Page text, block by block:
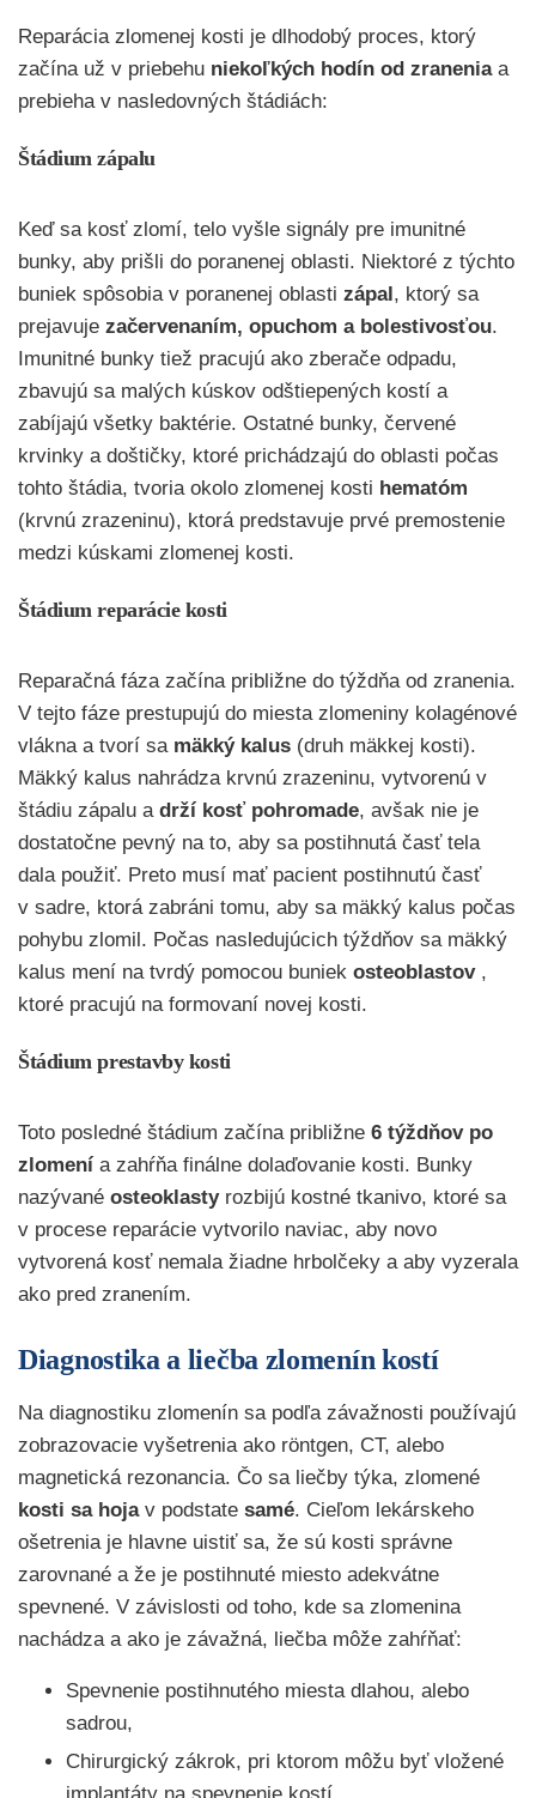
Reparácia zlomenej kosti je dlhodobý proces, ktorý
začína už v priebehu niekoľkých hodín od zraneniaa
prebieha v nasledovných štádiách:
Štádium zápalu
Keď sa kosť zlomí, telo vyšle signály pre imunitné
bunky, aby prišli do poranenej oblasti. Niektoré z týchto
buniek spôsobia v poranenej oblasti zápal, ktorý sa
prejavuje začervenaním, opuchom a bolestivosťou.
Imunitné bunky tiež pracujú ako zberače odpadu,
zbavujú sa malých kúskov odštiepených kostí a
zabíjajú všetky baktérie. Ostatné bunky, červené
krvinky a doštičky, ktoré prichádzajú do oblasti počas
tohto štádia, tvoria okolo zlomenej kosti hematóm
(krvnú zrazeninu), ktorá predstavuje prvé premostenie
medzi kúskami zlomenej kosti.
Štádium reparácie kosti
Reparačná fáza začína približne do týždňa od zranenia.
V tejto fáze prestupujú do miesta zlomeniny kolagénové
vlákna a tvorí sa mäkký kalus (druh mäkkej kosti).
Mäkký kalus nahrádza krvnú zrazeninu, vytvorenú v
štádiu zápalu a drží kosť pohromade, avšak nie je
dostatočne pevný na to, aby sa postihnutá časť tela
dala použiť. Preto musí mať pacient postihnutú časť
v sadre, ktorá zabráni tomu, aby sa mäkký kalus počas
pohybu zlomil. Počas nasledujúcich týždňov sa mäkký
kalus mení na tvrdý pomocou buniek osteoblastov,
ktoré pracujú na formovaní novej kosti.
Štádium prestavby kosti
Toto posledné štádium začína približne 6 týždňov po
zlomení a zahŕňa finálne dolaďovanie kosti. Bunky
nazývané osteoklastyrozbijú kostné tkanivo, ktoré sa
v procese reparácie vytvorilo naviac, aby novo
vytvorená kosť nemala žiadne hrbolčeky a aby vyzerala
ako pred zranením.
Diagnostika a liečba zlomenín kostí
Na diagnostiku zlomenín sa podľa závažnosti používajú
zobrazovacie vyšetrenia ako röntgen, CT, alebo
magnetická rezonancia. Čo sa liečby týka, zlomené
kosti sa hojav podstate samé. Cieľom lekárskeho
ošetrenia je hlavne uistiť sa, že sú kosti správne
zarovnané a že je postihnuté miesto adekvátne
spevnené. V závislosti od toho, kde sa zlomenina
nachádza a ako je závažná, liečba môže zahŕňať:
Spevnenie postihnutého miesta dlahou, alebo
sadrou,
Chirurgický zákrok, pri ktorom môžu byť vložené